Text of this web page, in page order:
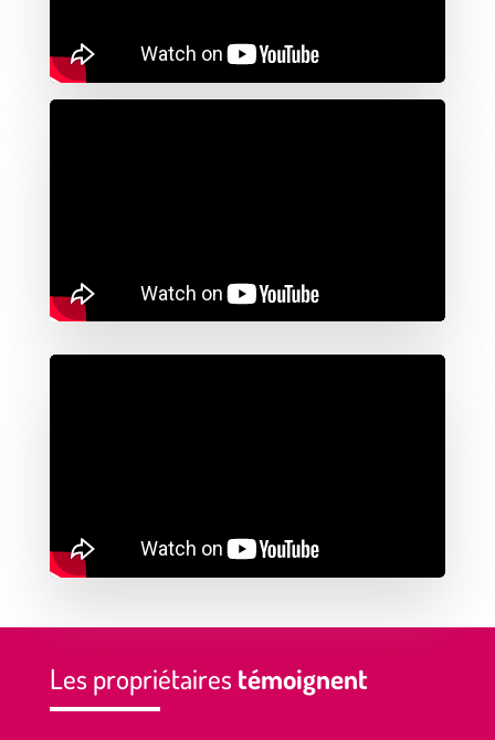
Les propriétaires témoignent